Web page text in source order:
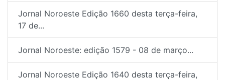
Jornal Noroeste Edição 1660 desta terça-feira,
17 de...
Jornal Noroeste: edição 1579 - 08 de março...
Jornal Noroeste Edição 1640 desta terça-feira,